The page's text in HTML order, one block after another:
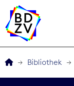
Bibliothek